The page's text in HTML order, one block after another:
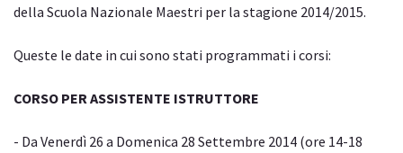
della Scuola Nazionale Maestri per la stagione 2014/2015.
Queste le date in cui sono stati programmati i corsi:
CORSO PER ASSISTENTE ISTRUTTORE
- Da Venerdì 26 a Domenica 28 Settembre 2014 (ore 14-18